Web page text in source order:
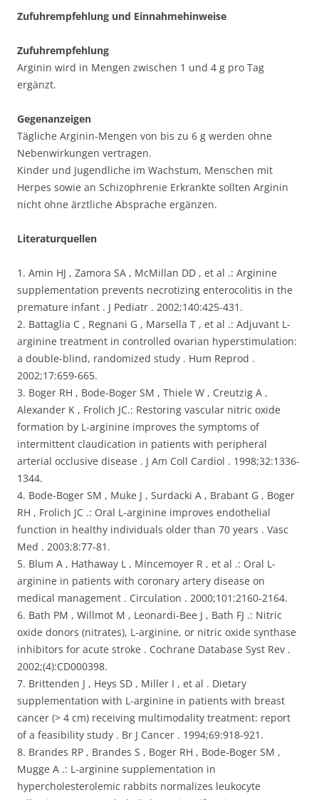
Zufuhrempfehlung und Einnahmehinweise
Zufuhrempfehlung
Arginin wird in Mengen zwischen 1 und 4 g pro Tag
ergänzt.
Gegenanzeigen
Tägliche Arginin-Mengen von bis zu 6 g werden ohne
Nebenwirkungen vertragen.
Kinder und Jugendliche im Wachstum, Menschen mit
Herpes sowie an Schizophrenie Erkrankte sollten Arginin
nicht ohne ärztliche Absprache ergänzen.
Literaturquellen
1. Amin HJ , Zamora SA , McMillan DD , et al .: Arginine
supplementation prevents necrotizing enterocolitis in the
premature infant . J Pediatr . 2002;140:425-431.
2. Battaglia C , Regnani G , Marsella T , et al .: Adjuvant L-
arginine treatment in controlled ovarian hyperstimulation:
a double-blind, randomized study . Hum Reprod .
2002;17:659-665.
3. Boger RH , Bode-Boger SM , Thiele W , Creutzig A ,
Alexander K , Frolich JC.: Restoring vascular nitric oxide
formation by L-arginine improves the symptoms of
intermittent claudication in patients with peripheral
arterial occlusive disease . J Am Coll Cardiol . 1998;32:1336-
1344.
4. Bode-Boger SM , Muke J , Surdacki A , Brabant G , Boger
RH , Frolich JC .: Oral L-arginine improves endothelial
function in healthy individuals older than 70 years . Vasc
Med . 2003;8:77-81.
5. Blum A , Hathaway L , Mincemoyer R , et al .: Oral L-
arginine in patients with coronary artery disease on
medical management . Circulation . 2000;101:2160-2164.
6. Bath PM , Willmot M , Leonardi-Bee J , Bath FJ .: Nitric
oxide donors (nitrates), L-arginine, or nitric oxide synthase
inhibitors for acute stroke . Cochrane Database Syst Rev .
2002;(4):CD000398.
7. Brittenden J , Heys SD , Miller I , et al . Dietary
supplementation with L-arginine in patients with breast
cancer (> 4 cm) receiving multimodality treatment: report
of a feasibility study . Br J Cancer . 1994;69:918-921.
8. Brandes RP , Brandes S , Boger RH , Bode-Boger SM ,
Mugge A .: L-arginine supplementation in
hypercholesterolemic rabbits normalizes leukocyte